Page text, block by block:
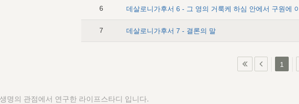
6
7 데살로니가후서 7 - 결론의 말
1
명의 관점에서 연구한 라이프스타디 입니다.